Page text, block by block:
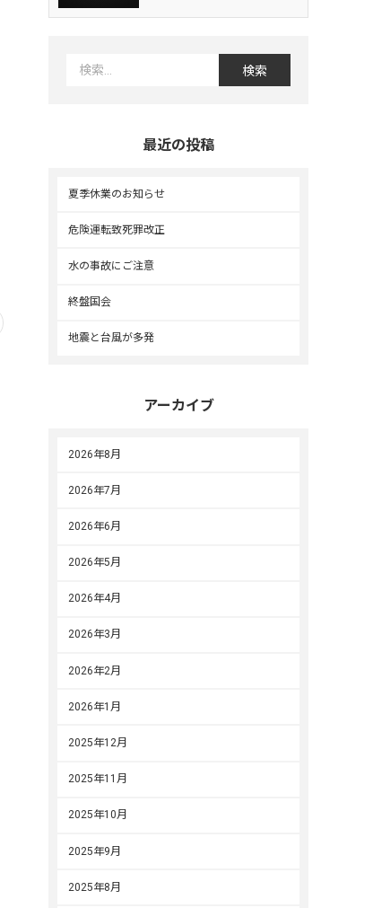
最近の投稿
夏季休業のお知らせ
危険運転致死罪改正
水の事故にご注意
終盤国会
地震と台風が多発
アーカイブ
2026年8月
2026年7月
2026年6月
2026年5月
2026年4月
2026年3月
2026年2月
2026年1月
2025年12月
2025年11月
2025年10月
2025年9月
2025年8月